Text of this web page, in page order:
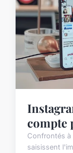
compte
Confrontés à
saisissent